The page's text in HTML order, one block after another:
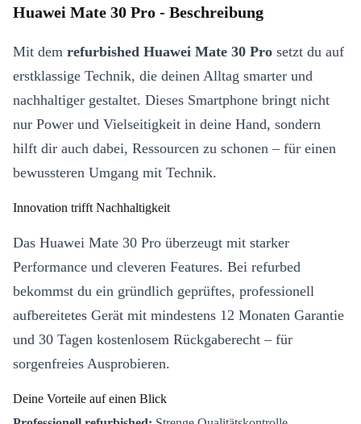
Huawei Mate 30 Pro - Beschreibung
Mit dem refurbished Huawei Mate 30 Pro setzt du auf
erstklassige Technik, die deinen Alltag smarter und
nachhaltiger gestaltet. Dieses Smartphone bringt nicht
nur Power und Vielseitigkeit in deine Hand, sondern
hilft dir auch dabei, Ressourcen zu schonen – für einen
bewussteren Umgang mit Technik.
Innovation trifft Nachhaltigkeit
Das Huawei Mate 30 Pro überzeugt mit starker
Performance und cleveren Features. Bei refurbed
bekommst du ein gründlich geprüftes, professionell
aufbereitetes Gerät mit mindestens 12 Monaten Garantie
und 30 Tagen kostenlosem Rückgaberecht – für
sorgenfreies Ausprobieren.
Deine Vorteile auf einen Blick